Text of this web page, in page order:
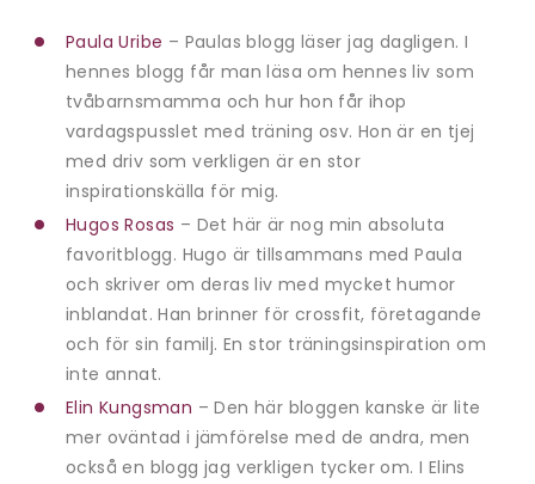
Paula Uribe – Paulas blogg läser jag dagligen. I
hennes blogg får man läsa om hennes liv som
tvåbarnsmamma och hur hon får ihop
vardagspusslet med träning osv. Hon är en tjej
med driv som verkligen är en stor
inspirationskälla för mig.
Hugos Rosas – Det här är nog min absoluta
favoritblogg. Hugo är tillsammans med Paula
och skriver om deras liv med mycket humor
inblandat. Han brinner för crossfit, företagande
och för sin familj. En stor träningsinspiration om
inte annat.
Elin Kungsman – Den här bloggen kanske är lite
mer oväntad i jämförelse med de andra, men
också en blogg jag verkligen tycker om. I Elins